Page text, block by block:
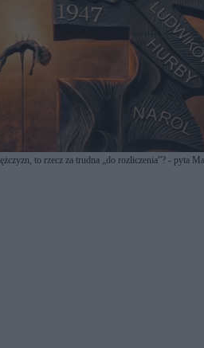
to rzecz za trudna „do rozliczenia”? -